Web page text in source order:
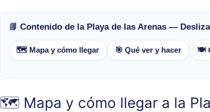
📘 Contenido de la Playa de las Arenas —
🗺️ Mapa y cómo llegar 🎯 Qué ver y hacer 🍽️
🗺️ Mapa y cómo llegar a la